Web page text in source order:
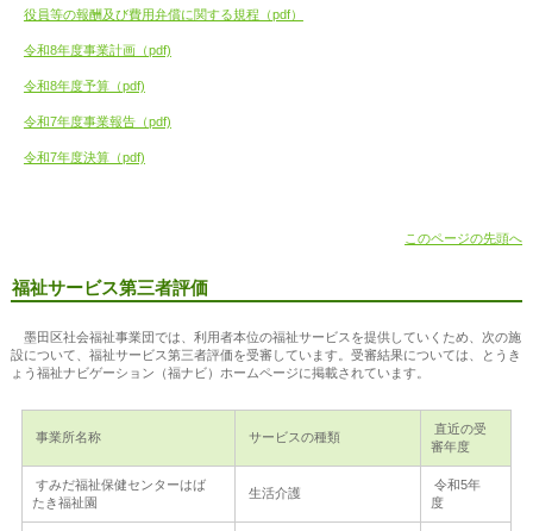
役員等の報酬及び費用弁償に関する規程（pdf）
令和8年度事業計画（pdf)
令和8年度予算（pdf)
令和7年度事業報告（pdf)
令和7年度決算（pdf)
このページの先頭へ
福祉サービス第三者評価
墨田区社会福祉事業団では、利用者本位の福祉サービスを提供していくため、次の施
設について、福祉サービス第三者評価を受審しています。受審結果については、とうき
ょう福祉ナビゲーション（福ナビ）ホームページに掲載されています。
事業所名称 サービスの種類
直近の受
審年度
すみだ福祉保健センターはば
たき福祉園
生活介護
令和5年
度